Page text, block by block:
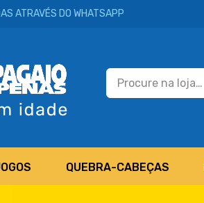
ATRAVÉS DO WHATSAPP
QUEBRA-CABEÇAS